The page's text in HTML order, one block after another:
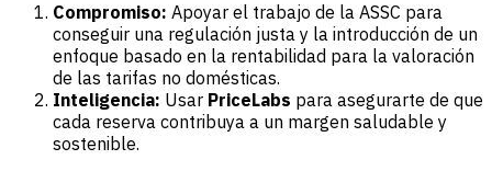
Compromiso: Apoyar el trabajo de la ASSC para
conseguir una regulación justa y la introducción de un
enfoque basado en la rentabilidad para la valoración
de las tarifas no domésticas.
Inteligencia: Usar PriceLabs para asegurarte de que
cada reserva contribuya a un margen saludable y
sostenible.